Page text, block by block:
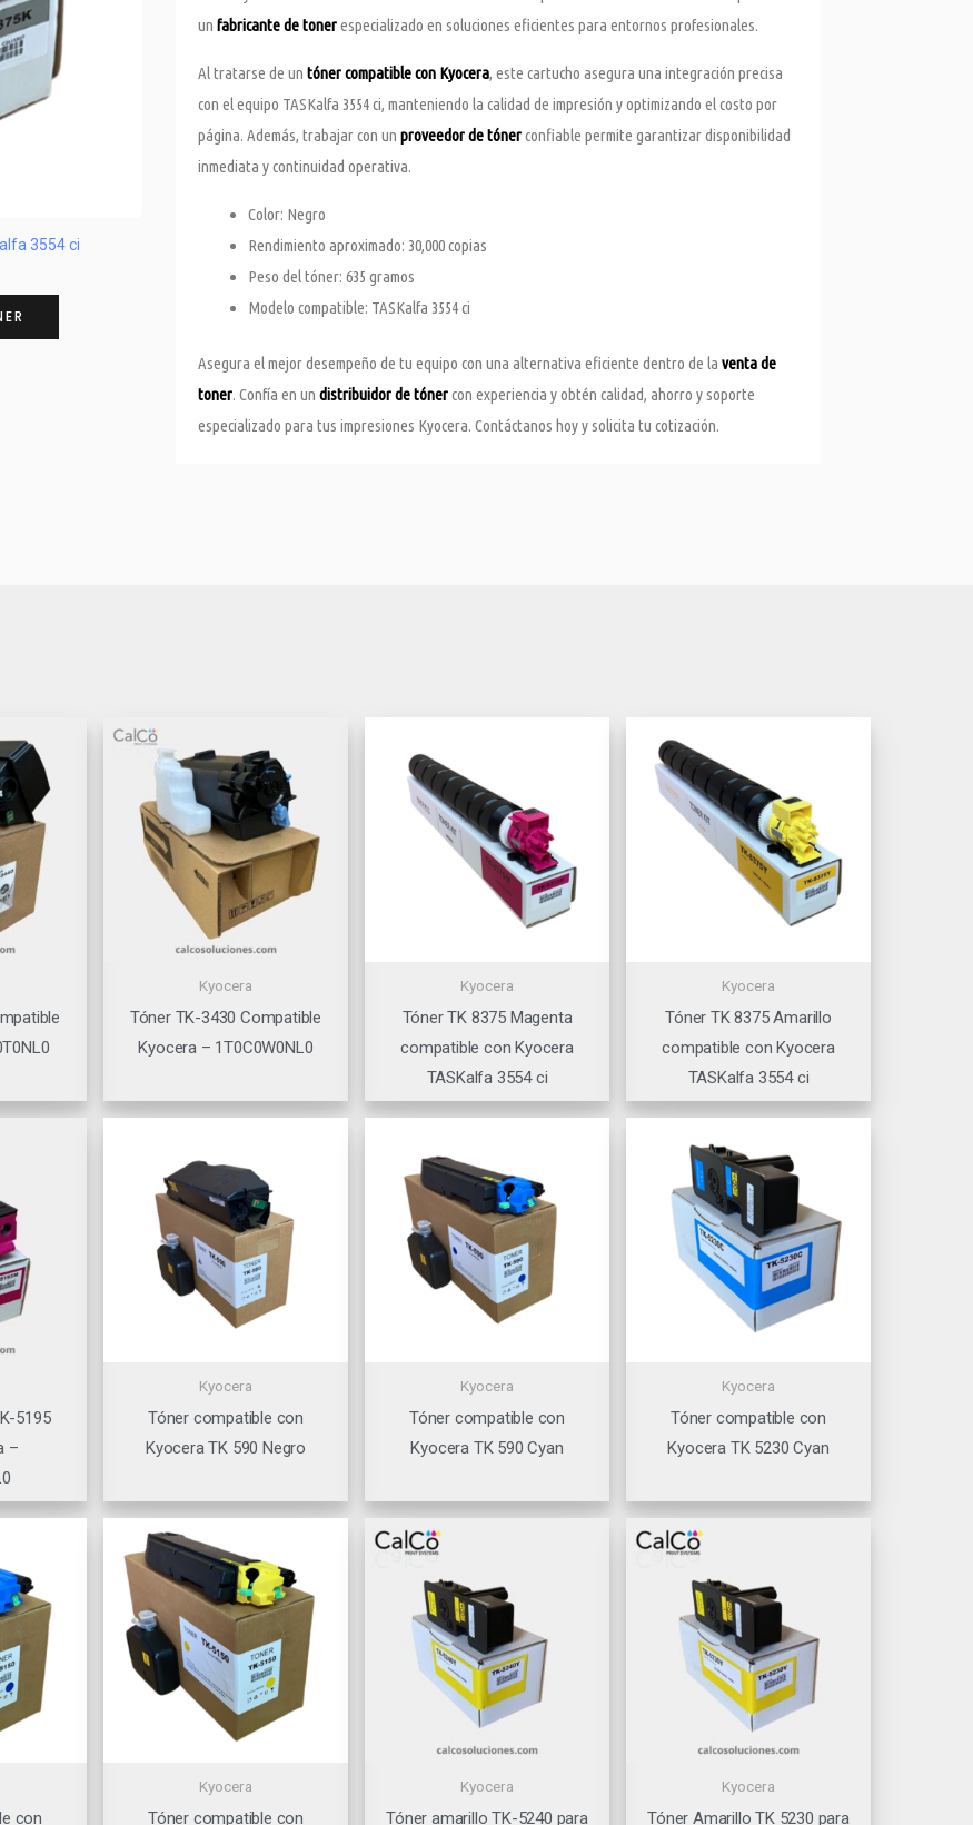
3554 ci
un fabricante de tonerespecializado en soluciones eficientes para entornos profesionales.
Al tratarse de un tóner compatible con Kyocera, este cartucho asegura una integración precisa
con el equipo TASKalfa 3554 ci, manteniendo la calidad de impresión y optimizando el costo por
página. Además, trabajar con un proveedor de tónerconfiable permite garantizar disponibilidad
inmediata y continuidad operativa.
Color: Negro
Rendimiento aproximado: 30,000 copias
Peso del tóner: 635 gramos
Modelo compatible: TASKalfa 3554 ci
Asegura el mejor desempeño de tu equipo con una alternativa eficiente dentro de la venta de
toner. Confía en un distribuidor de tónercon experiencia y obtén calidad, ahorro y soporte
especializado para tus impresiones Kyocera. Contáctanos hoy y solicita tu cotización.
Kyocera
Tóner TK-3430 Compatible
Kyocera – 1T0C0W0NL0
Kyocera
Tóner TK 8375 Magenta
compatible con Kyocera
TASKalfa 3554 ci
Kyocera
Tóner TK 8375 Amarillo
compatible con Kyocera
TASKalfa 3554 ci
5195
–
Kyocera
Tóner compatible con
Kyocera TK 590 Negro
Kyocera
Tóner compatible con
Kyocera TK 590 Cyan
Kyocera
Tóner compatible con
Kyocera TK 5230 Cyan
con
Kyocera
Tóner compatible con
Kyocera
Tóner amarillo TK-5240 para
Kyocera
Tóner Amarillo TK 5230 para